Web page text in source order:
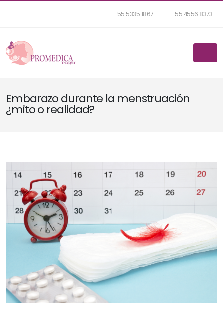
55 5335 1867 55 4556 8373
Embarazo durante la menstruación
¿mito o realidad?